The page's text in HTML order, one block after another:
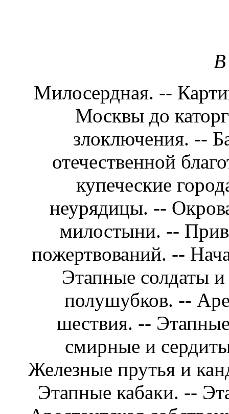
Милосердная. --
Москвы до
злоключения. --
отечественной
купеческие
неурядицы. --
милостыни. --
пожертвований. --
Этапные солдаты
полушубков. --
шествия. --
смирные и
Железные прутья и
Этапные кабаки. --